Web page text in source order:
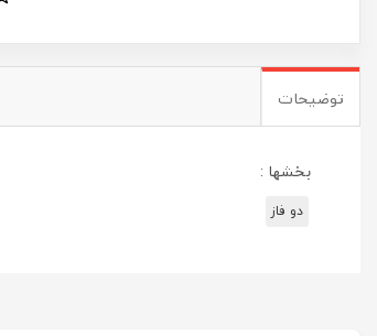
توضیحات
بخشها :
دو فاز